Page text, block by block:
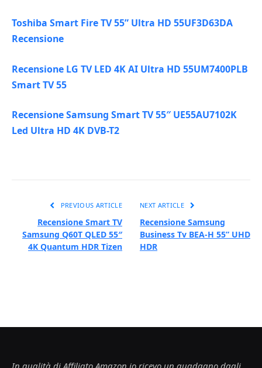
Toshiba Smart Fire TV 55” Ultra HD 55UF3D63DA
Recensione
Recensione LG TV LED 4K AI Ultra HD 55UM7400PLB
Smart TV 55
Recensione Samsung Smart TV 55″ UE55AU7102K
Led Ultra HD 4K DVB-T2
PREVIOUS ARTICLE
Recensione Smart TV
Samsung Q60T QLED 55″
4K Quantum HDR Tizen
NEXT ARTICLE
Recensione Samsung
Business Tv BEA-H 55” UHD
HDR
In qualità di Affiliato Amazon io ricevo un guadagno dagli